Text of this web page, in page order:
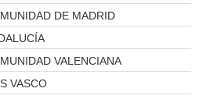
DE MADRID
VALENCIANA
VASCO